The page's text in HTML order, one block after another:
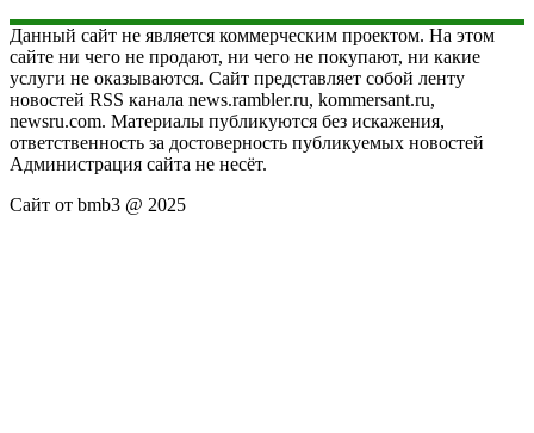
Данный сайт не является коммерческим проектом. На этом
сайте ни чего не продают, ни чего не покупают, ни какие
услуги не оказываются. Сайт представляет собой ленту
новостей RSS канала news.rambler.ru, kommersant.ru,
newsru.com. Материалы публикуются без искажения,
ответственность за достоверность публикуемых новостей
Администрация сайта не несёт.
Сайт от bmb3 @ 2025